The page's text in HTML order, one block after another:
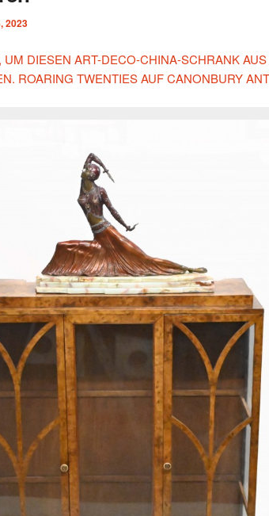
2023
UM DIESEN ART-DECO-CHINA-SCHRANK
ROARING TWENTIES AUF CANONBURY